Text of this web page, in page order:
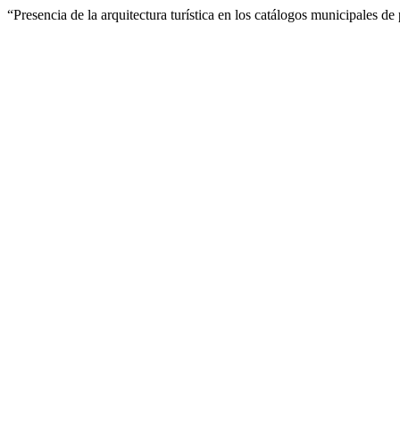
“Presencia de la arquitectura turística en los catálogos municipales